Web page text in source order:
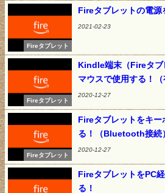
Fireタブレット
Fireタブレットの電源
2021-02-23
Fireタブレット
Kindle端末（Fireタブ
マウスで使用する！（
2020-12-27
Fireタブレット
Fireタブレットをキ
る！（Bluetooth接続
2020-12-27
FireタブレットをPC
る！